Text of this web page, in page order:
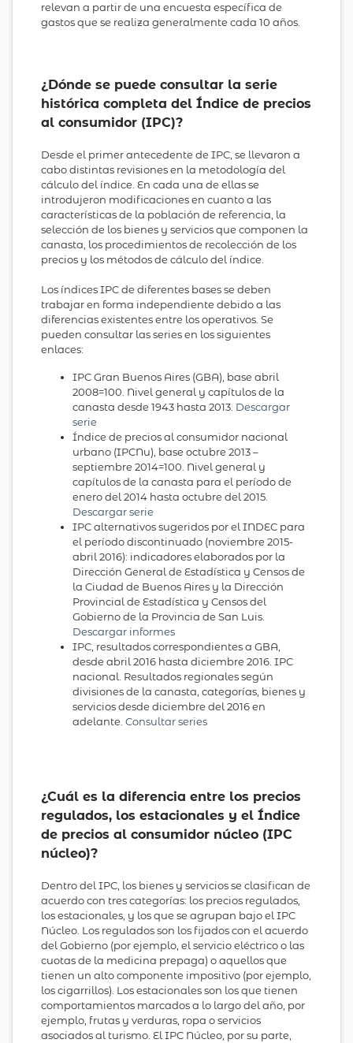
relevan a partir de una encuesta específica de
gastos que se realiza generalmente cada 10 años.
¿Dónde se puede consultar la serie
histórica completa del Índice de precios
al consumidor (IPC)?
Desde el primer antecedente de IPC, se llevaron a
cabo distintas revisiones en la metodología del
cálculo del índice. En cada una de ellas se
introdujeron modificaciones en cuanto a las
características de la población de referencia, la
selección de los bienes y servicios que componen la
canasta, los procedimientos de recolección de los
precios y los métodos de cálculo del índice.
Los índices IPC de diferentes bases se deben
trabajar en forma independiente debido a las
diferencias existentes entre los operativos. Se
pueden consultar las series en los siguientes
enlaces:
IPC Gran Buenos Aires (GBA), base abril
2008=100. Nivel general y capítulos de la
canasta desde 1943 hasta 2013. Descargar
serie
Índice de precios al consumidor nacional
urbano (IPCNu), base octubre 2013 –
septiembre 2014=100. Nivel general y
capítulos de la canasta para el período de
enero del 2014 hasta octubre del 2015.
Descargar serie
IPC alternativos sugeridos por el INDEC para
el período discontinuado (noviembre 2015-
abril 2016): indicadores elaborados por la
Dirección General de Estadística y Censos de
la Ciudad de Buenos Aires y la Dirección
Provincial de Estadística y Censos del
Gobierno de la Provincia de San Luis.
Descargar informes
IPC, resultados correspondientes a GBA,
desde abril 2016 hasta diciembre 2016. IPC
nacional. Resultados regionales según
divisiones de la canasta, categorías, bienes y
servicios desde diciembre del 2016 en
adelante. Consultar series
¿Cuál es la diferencia entre los precios
regulados, los estacionales y el Índice
de precios al consumidor núcleo (IPC
núcleo)?
Dentro del IPC, los bienes y servicios se clasifican de
acuerdo con tres categorías: los precios regulados,
los estacionales, y los que se agrupan bajo el IPC
Núcleo. Los regulados son los fijados con el acuerdo
del Gobierno (por ejemplo, el servicio eléctrico o las
cuotas de la medicina prepaga) o aquellos que
tienen un alto componente impositivo (por ejemplo,
los cigarrillos). Los estacionales son los que tienen
comportamientos marcados a lo largo del año, por
ejemplo, frutas y verduras, ropa o servicios
asociados al turismo. El IPC Núcleo, por su parte,